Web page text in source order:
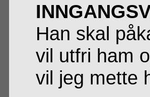
Han skal
vil utfri ham
vil jeg mette